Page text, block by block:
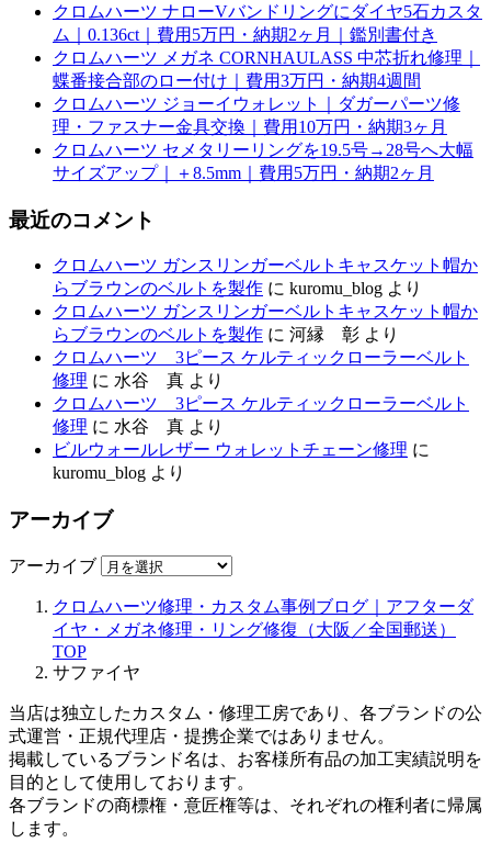
クロムハーツ ナローVバンドリングにダイヤ5石カスタ
ム｜0.136ct｜費用5万円・納期2ヶ月｜鑑別書付き
クロムハーツ メガネ CORNHAULASS 中芯折れ修理｜
蝶番接合部のロー付け｜費用3万円・納期4週間
クロムハーツ ジョーイウォレット｜ダガーパーツ修
理・ファスナー金具交換｜費用10万円・納期3ヶ月
クロムハーツ セメタリーリングを19.5号→28号へ大幅
サイズアップ｜＋8.5mm｜費用5万円・納期2ヶ月
最近のコメント
クロムハーツ ガンスリンガーベルトキャスケット帽か
らブラウンのベルトを製作 に kuromu_blog より
クロムハーツ ガンスリンガーベルトキャスケット帽か
らブラウンのベルトを製作 に 河縁 彰 より
クロムハーツ 3ピース ケルティックローラーベルト
修理 に 水谷 真 より
クロムハーツ 3ピース ケルティックローラーベルト
修理 に 水谷 真 より
ビルウォールレザー ウォレットチェーン修理 に
kuromu_blog より
アーカイブ
アーカイブ
クロムハーツ修理・カスタム事例ブログ｜アフターダ
イヤ・メガネ修理・リング修復（大阪／全国郵送）
TOP
サファイヤ
当店は独立したカスタム・修理工房であり、各ブランドの公
式運営・正規代理店・提携企業ではありません。
掲載しているブランド名は、お客様所有品の加工実績説明を
目的として使用しております。
各ブランドの商標権・意匠権等は、それぞれの権利者に帰属
します。